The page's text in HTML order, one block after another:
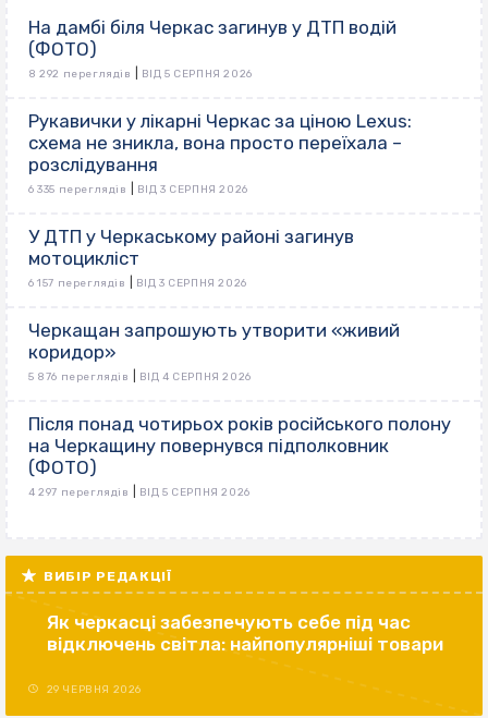
На дамбі біля Черкас загинув у ДТП водій
(ФОТО)
8 292 переглядів ВІД 5 СЕРПНЯ 2026
Рукавички у лікарні Черкас за ціною Lexus:
схема не зникла, вона просто переїхала –
розслідування
6 335 переглядів ВІД 3 СЕРПНЯ 2026
У ДТП у Черкаському районі загинув
мотоцикліст
6 157 переглядів ВІД 3 СЕРПНЯ 2026
Черкащан запрошують утворити «живий
коридор»
5 876 переглядів ВІД 4 СЕРПНЯ 2026
Після понад чотирьох років російського полону
на Черкащину повернувся підполковник
(ФОТО)
4 297 переглядів ВІД 5 СЕРПНЯ 2026
ВИБІР РЕДАКЦІЇ
Як черкасці забезпечують себе під час
відключень світла: найпопулярніші товари
29 ЧЕРВНЯ 2026